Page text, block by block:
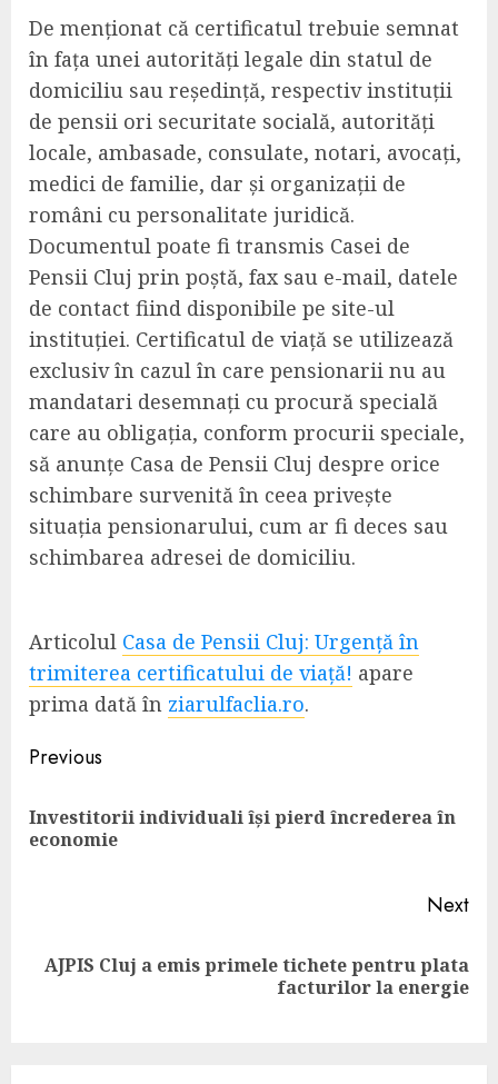
De menționat că certificatul trebuie semnat
în fața unei autorități legale din statul de
domiciliu sau reședință, respectiv instituții
de pensii ori securitate socială, autorități
locale, ambasade, consulate, notari, avocați,
medici de familie, dar și organizații de
români cu personalitate juridică.
Documentul poate fi transmis Casei de
Pensii Cluj prin poștă, fax sau e-mail, datele
de contact fiind disponibile pe site-ul
instituției. Certificatul de viață se utilizează
exclusiv în cazul în care pensionarii nu au
mandatari desemnați cu procură specială
care au obligația, conform procurii speciale,
să anunțe Casa de Pensii Cluj despre orice
schimbare survenită în ceea privește
situația pensionarului, cum ar fi deces sau
schimbarea adresei de domiciliu.
Articolul Casa de Pensii Cluj: Urgență în
trimiterea certificatului de viață! apare
prima dată în ziarulfaclia.ro.
Continue
Reading
Previous
Investitorii individuali își pierd încrederea în
economie
Next
Next
AJPIS Cluj a emis primele tichete pentru plata
facturilor la energie